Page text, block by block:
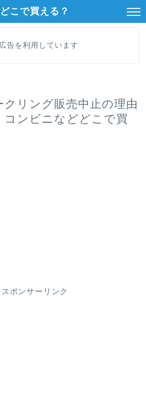
どこで買える？
告を利用しています
リング販売中止の理由
コンビニなどどこで買
スポンサーリンク